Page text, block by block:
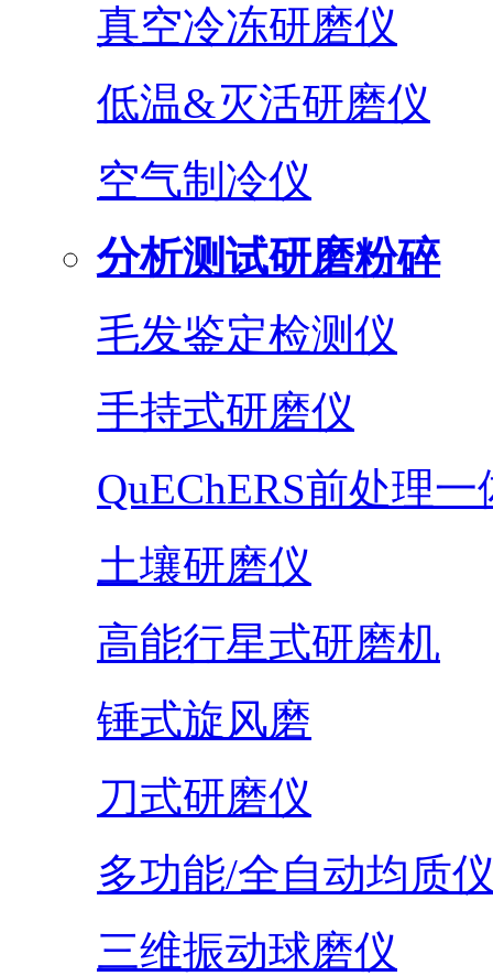
真空冷冻研磨仪
低温&灭活研磨仪
空气制冷仪
分析测试研磨粉碎
毛发鉴定检测仪
手持式研磨仪
QuEChERS前处理一
土壤研磨仪
高能行星式研磨机
锤式旋风磨
刀式研磨仪
多功能/全自动均质
三维振动球磨仪